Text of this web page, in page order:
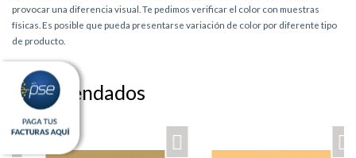
provocar una diferencia visual. Te pedimos verificar el color con muestras
físicas. Es posible que pueda presentarse variación de color por diferente tipo
de producto.
Recomendados